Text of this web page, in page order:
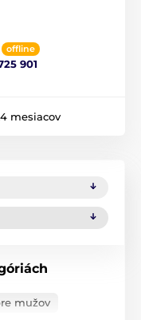
offline
901
mesiacov
mužov